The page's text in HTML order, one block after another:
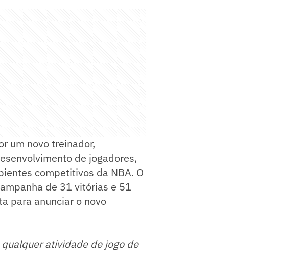
um novo treinador,
de jogadores,
competitivos da NBA. O
de 31 vitórias e 51
para anunciar o novo
atividade de jogo de